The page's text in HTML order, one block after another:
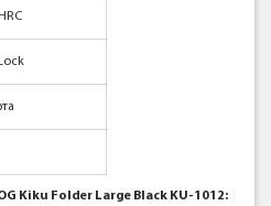
Kiku Folder Large Black KU-1012: